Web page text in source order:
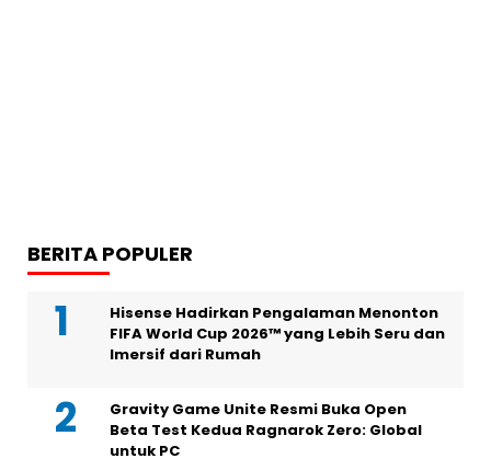
BERITA POPULER
Hisense Hadirkan Pengalaman Menonton
FIFA World Cup 2026™ yang Lebih Seru dan
Imersif dari Rumah
Gravity Game Unite Resmi Buka Open
Beta Test Kedua Ragnarok Zero: Global
untuk PC